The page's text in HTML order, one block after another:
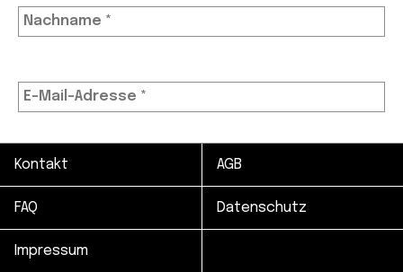
Wir bewahren deine Daten sicher auf und teilen sie
nur mit Drittanbietern, die diesen Service
ermöglichen. Mehr Infos in unserer
Datenschutzerklärung.
Kontakt AGB
FAQ Datenschutz
Impressum